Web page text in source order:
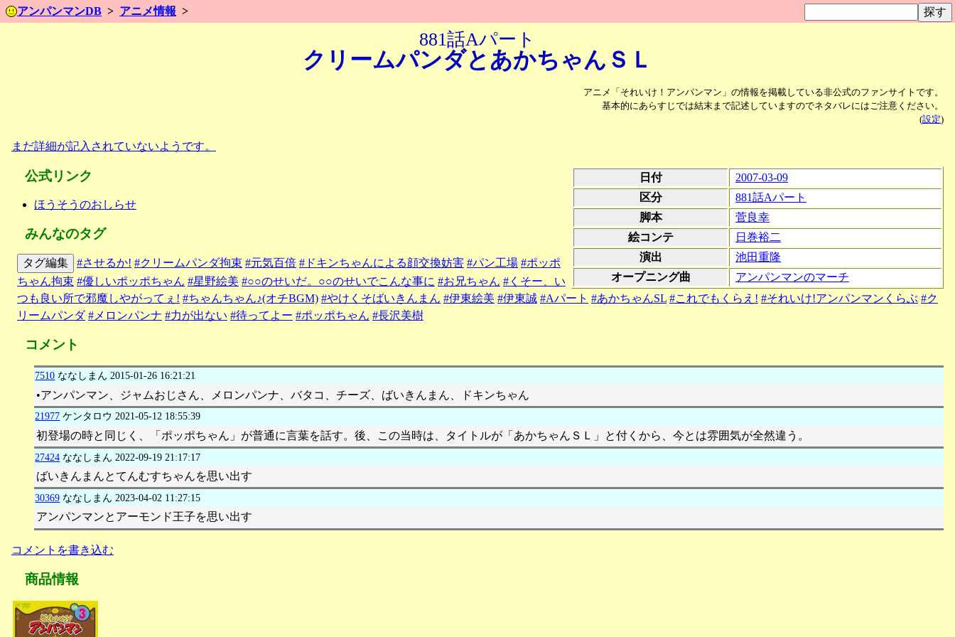
アンパンマンDB アニメ情報
881話Aパート
クリームパンダとあかちゃんＳＬ
アニメ「それいけ！アンパンマン」の情報を掲載している非公式のファンサイトです。
基本的にあらすじでは結末まで記述していますのでネタバレにはご注意ください。
(設定)
まだ詳細が記入されていないようです。
日付
2007-03-09
区分
881話Aパート
脚本
菅良幸
絵コンテ
日巻裕二
演出
池田重隆
オープニング曲
アンパンマンのマーチ
公式リンク
ほうそうのおしらせ
みんなのタグ
タグ編集 #させるか! #クリームパンダ拘束 #元気百倍 #ドキンちゃんによる顔交換妨害 #パン工場 #ポッポ
ちゃん拘束 #優しいポッポちゃん #星野絵美 #○○のせいだ。○○のせいでこんな事に #お兄ちゃん #くそー、い
つも良い所で邪魔しやがってぇ! #ちゃんちゃん♪(オチBGM) #やけくそばいきんまん #伊東絵美 #伊東誠 #Aパート #あかちゃんSL #これでもくらえ! #それいけ!アンパンマンくらぶ #ク
リームパンダ #メロンパンナ #力が出ない #待ってよー #ポッポちゃん #長沢美樹
コメント
7510 ななしまん 2015-01-26 16:21:21
•アンパンマン、ジャムおじさん、メロンパンナ、バタコ、チーズ、ばいきんまん、ドキンちゃん
21977 ケンタロウ 2021-05-12 18:55:39
初登場の時と同じく、「ポッポちゃん」が普通に言葉を話す。後、この当時は、タイトルが「あかちゃんＳＬ」と付くから、今とは雰囲気が全然違う。
27424 ななしまん 2022-09-19 21:17:17
ばいきんまんとてんむすちゃんを思い出す
30369 ななしまん 2023-04-02 11:27:15
アンパンマンとアーモンド王子を思い出す
コメントを書き込む
商品情報